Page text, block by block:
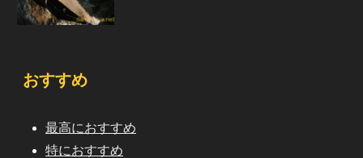
おすすめ
最高におすすめ
特におすすめ